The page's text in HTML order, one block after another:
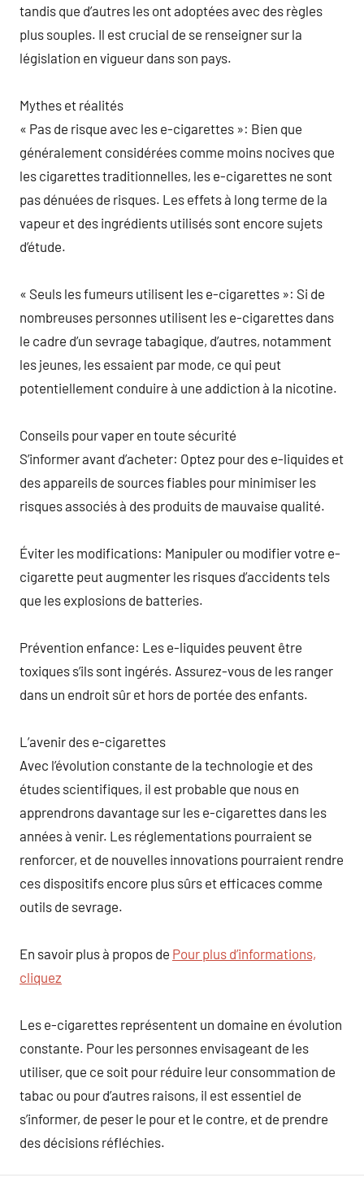
tandis que d’autres les ont adoptées avec des règles
plus souples. Il est crucial de se renseigner sur la
législation en vigueur dans son pays.
Mythes et réalités
« Pas de risque avec les e-cigarettes »: Bien que
généralement considérées comme moins nocives que
les cigarettes traditionnelles, les e-cigarettes ne sont
pas dénuées de risques. Les effets à long terme de la
vapeur et des ingrédients utilisés sont encore sujets
d’étude.
« Seuls les fumeurs utilisent les e-cigarettes »: Si de
nombreuses personnes utilisent les e-cigarettes dans
le cadre d’un sevrage tabagique, d’autres, notamment
les jeunes, les essaient par mode, ce qui peut
potentiellement conduire à une addiction à la nicotine.
Conseils pour vaper en toute sécurité
S’informer avant d’acheter: Optez pour des e-liquides et
des appareils de sources fiables pour minimiser les
risques associés à des produits de mauvaise qualité.
Éviter les modifications: Manipuler ou modifier votre e-
cigarette peut augmenter les risques d’accidents tels
que les explosions de batteries.
Prévention enfance: Les e-liquides peuvent être
toxiques s’ils sont ingérés. Assurez-vous de les ranger
dans un endroit sûr et hors de portée des enfants.
L’avenir des e-cigarettes
Avec l’évolution constante de la technologie et des
études scientifiques, il est probable que nous en
apprendrons davantage sur les e-cigarettes dans les
années à venir. Les réglementations pourraient se
renforcer, et de nouvelles innovations pourraient rendre
ces dispositifs encore plus sûrs et efficaces comme
outils de sevrage.
En savoir plus à propos de Pour plus d’informations,
cliquez
Les e-cigarettes représentent un domaine en évolution
constante. Pour les personnes envisageant de les
utiliser, que ce soit pour réduire leur consommation de
tabac ou pour d’autres raisons, il est essentiel de
s’informer, de peser le pour et le contre, et de prendre
des décisions réfléchies.